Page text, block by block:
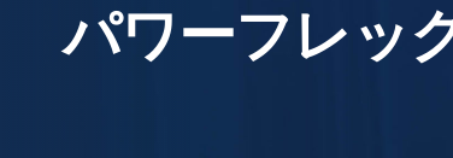
パワーフレッ